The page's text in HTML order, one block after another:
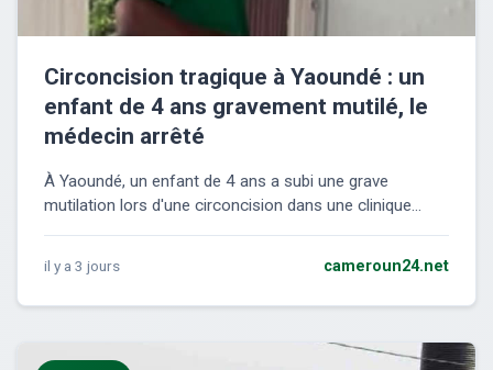
Circoncision tragique à Yaoundé : un
enfant de 4 ans gravement mutilé, le
médecin arrêté
À Yaoundé, un enfant de 4 ans a subi une grave
mutilation lors d'une circoncision dans une clinique...
il y a 3 jours cameroun24.net